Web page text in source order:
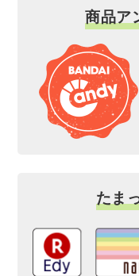
商品ア
たま